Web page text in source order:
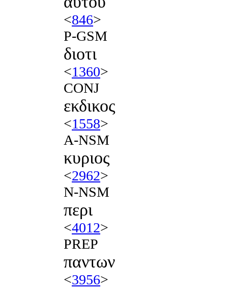
<846>
P-GSM
διοτι
<1360>
CONJ
εκδικος
<1558>
A-NSM
κυριος
<2962>
N-NSM
περι
<4012>
PREP
παντων
<3956>